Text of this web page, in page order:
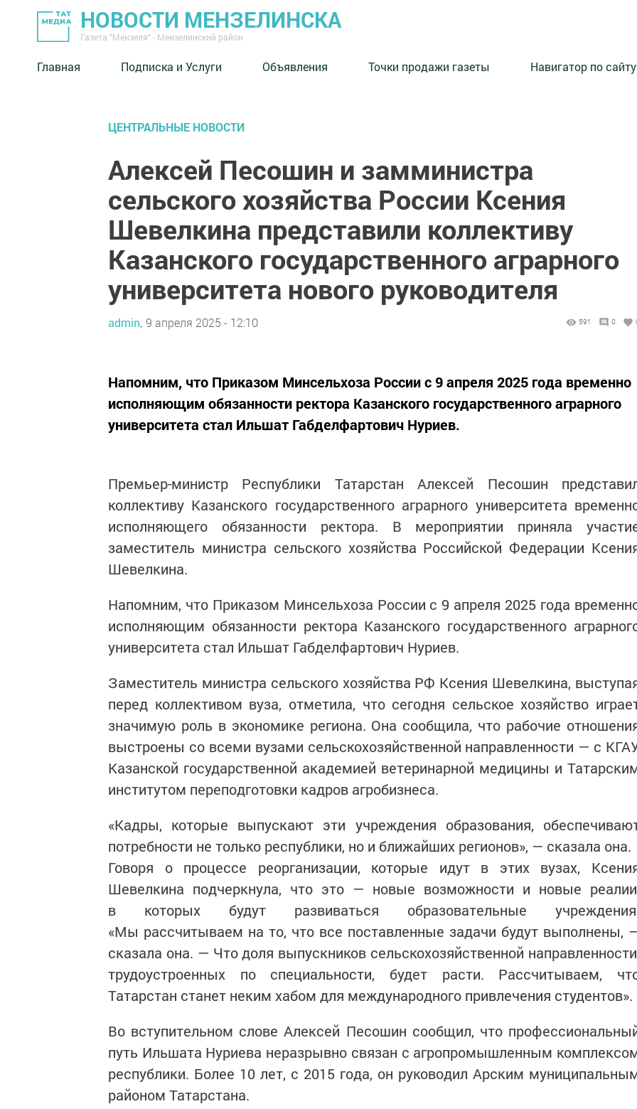
НОВОСТИ МЕНЗЕЛИНСКА
Газета "Мензеля" - Мензелинский район
Главная Подписка и Услуги Объявления Точки продажи газеты Навигатор по сайту
ЦЕНТРАЛЬНЫЕ НОВОСТИ
Алексей Песошин и замминистра
сельского хозяйства России Ксения
Шевелкина представили коллективу
Казанского государственного аграрного
университета нового руководителя
admin, 9 апреля 2025 - 12:10 591 0
Напомним, что Приказом Минсельхоза России с 9 апреля 2025 года временно
исполняющим обязанности ректора Казанского государственного аграрного
университета стал Ильшат Габделфартович Нуриев.
Премьер-министр Республики Татарстан Алексей Песошин
коллективу Казанского государственного аграрного университета
исполняющего обязанности ректора. В мероприятии приняла
заместитель министра сельского хозяйства Российской Федерации
Шевелкина.
Напомним, что Приказом Минсельхоза России с 9 апреля 2025 года
исполняющим обязанности ректора Казанского государственного
университета стал Ильшат Габделфартович Нуриев.
Заместитель министра сельского хозяйства РФ Ксения Шевелкина,
перед коллективом вуза, отметила, что сегодня сельское хозяйство
значимую роль в экономике региона. Она сообщила, что рабочие
выстроены со всеми вузами сельскохозяйственной направленности — с
Казанской государственной академией ветеринарной медицины и
институтом переподготовки кадров агробизнеса.
«Кадры, которые выпускают эти учреждения образования,
потребности не только республики, но и ближайших регионов», — сказала она.
Говоря о процессе реорганизации, которые идут в этих вузах,
Шевелкина подчеркнула, что это — новые возможности и новые
в которых будут развиваться образовательные
«Мы рассчитываем на то, что все поставленные задачи будут выполнены,
сказала она. — Что доля выпускников сельскохозяйственной
трудоустроенных по специальности, будет расти. Рассчитываем,
Татарстан станет неким хабом для международного привлечения студентов».
Во вступительном слове Алексей Песошин сообщил, что
путь Ильшата Нуриева неразрывно связан с агропромышленным
республики. Более 10 лет, с 2015 года, он руководил Арским
районом Татарстана.